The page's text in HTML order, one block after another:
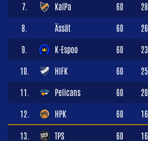
7. KalPa 60 28
8. Ässät 60 26
9. K-Espoo 60 23
10. HIFK 60 25
11. Pelicans 60 20
12. HPK 60 16
13. TPS 60 16